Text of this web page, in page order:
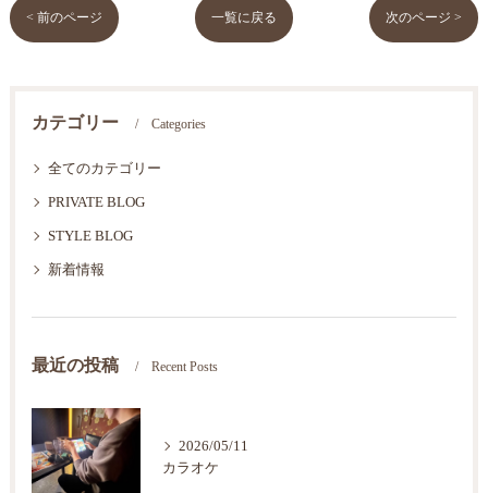
< 前のページ 一覧に戻る 次のページ >
カテゴリー Categories
全てのカテゴリー
PRIVATE BLOG
STYLE BLOG
新着情報
最近の投稿 Recent Posts
2026/05/11
カラオケ